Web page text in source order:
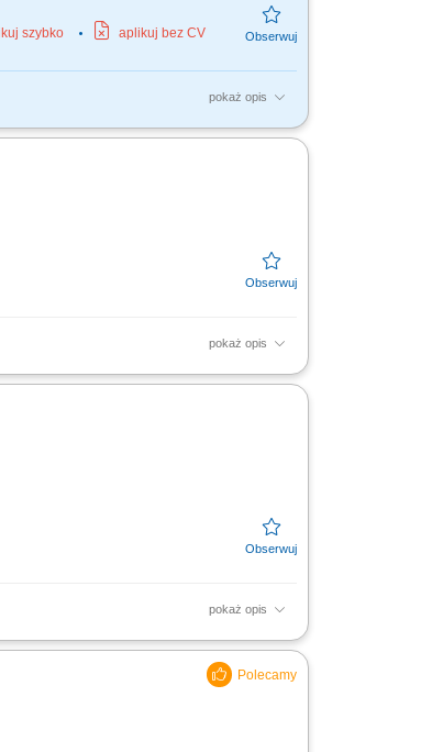
szybko aplikuj bez CV
pokaż opis
nowych klientów B2B oraz
pokaż opis
Prowadzenie spotkań
pokaż opis
z obecnymi klientami oraz